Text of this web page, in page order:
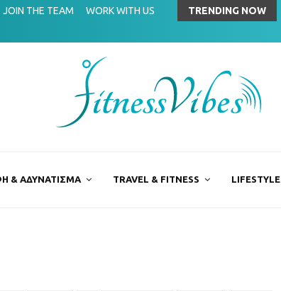
JOIN THE TEAM WORK WITH US TRENDING NOW
στην αθλητική επιστήμη
& ΑΔΥΝΑΤΙΣΜΑ TRAVEL & FITNESS LIFESTYLE